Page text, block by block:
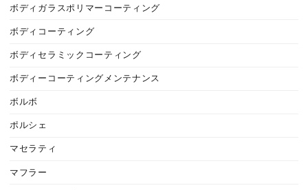
ボディガラスポリマーコーティング
ボディコーティング
ボディセラミックコーティング
ボディーコーティングメンテナンス
ボルボ
ポルシェ
マセラティ
マフラー